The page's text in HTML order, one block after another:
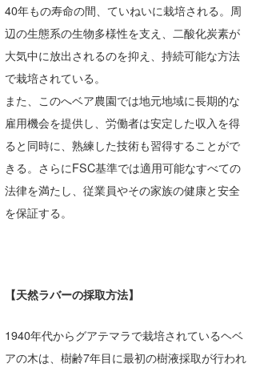
40年もの寿命の間、ていねいに栽培される。周
辺の生態系の生物多様性を支え、二酸化炭素が
大気中に放出されるのを抑え、持続可能な方法
で栽培されている。
また、このへベア農園では地元地域に長期的な
雇用機会を提供し、労働者は安定した収入を得
ると同時に、熟練した技術も習得することがで
きる。さらにFSC基準では適用可能なすべての
法律を満たし、従業員やその家族の健康と安全
を保証する。
【天然ラバーの採取方法】
1940年代からグアテマラで栽培されているヘベ
アの木は、樹齢7年目に最初の樹液採取が行われ
ゴン
wanda
banpaku
Mr.K
chappy